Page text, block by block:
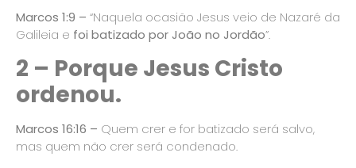
Marcos 1:9 – “Naquela ocasião Jesus veio de Nazaré da
Galileia e foi batizado por João no Jordão”.
2 – Porque Jesus Cristo
ordenou.
Marcos 16:16 – Quem crer e for batizado será salvo,
mas quem não crer será condenado.